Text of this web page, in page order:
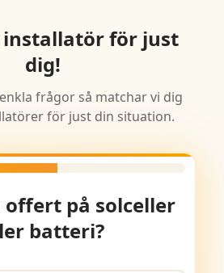
för just
dig!
frågor så matchar vi dig
för just din situation.
offert på solceller
batteri?